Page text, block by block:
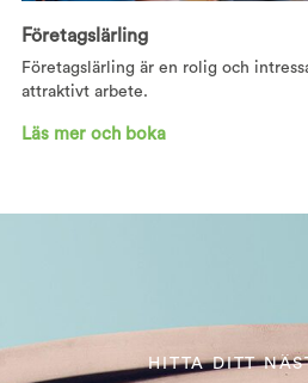
Företagslärling
Företagslärling är en rolig och
attraktivt arbete.
Läs mer och boka
HITTA DITT